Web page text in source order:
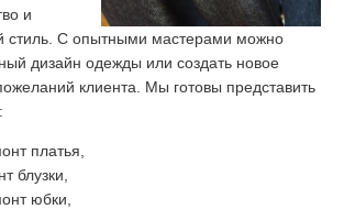
и
стиль. С опытными мастерами можно
дизайн одежды или создать новое
клиента. Мы готовы представить
платья,
блузки,
юбки,